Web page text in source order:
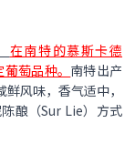
在南特的慕斯卡德
萄品种。 南特出产
风味，香气适中，
酿（Sur Lie）方式